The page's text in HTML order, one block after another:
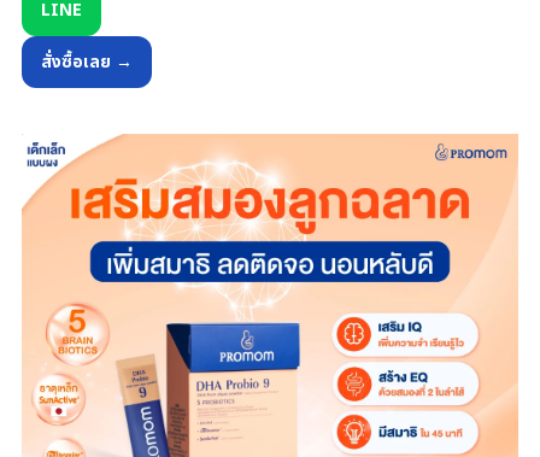
LINE
สั่งซื้อเลย →